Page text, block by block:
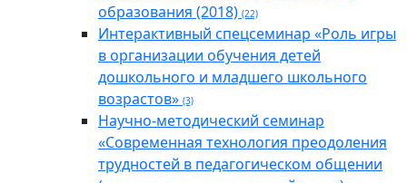
образования (2018) (22)
Интерактивный спецсеминар «Роль игры
в организации обучения детей
дошкольного и младшего школьного
возрастов» (3)
Научно-методический семинар
«Современная технология преодоления
трудностей в педагогическом общении